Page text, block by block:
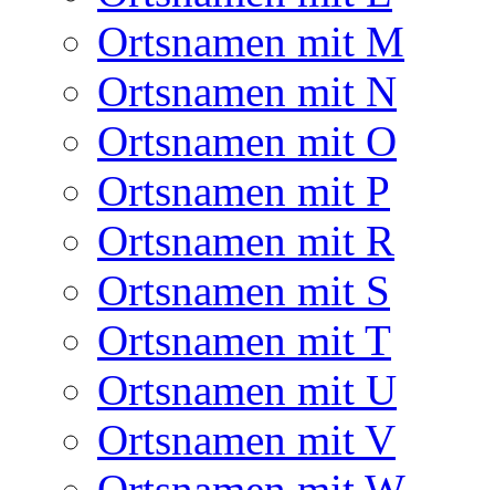
Ortsnamen mit M
Ortsnamen mit N
Ortsnamen mit O
Ortsnamen mit P
Ortsnamen mit R
Ortsnamen mit S
Ortsnamen mit T
Ortsnamen mit U
Ortsnamen mit V